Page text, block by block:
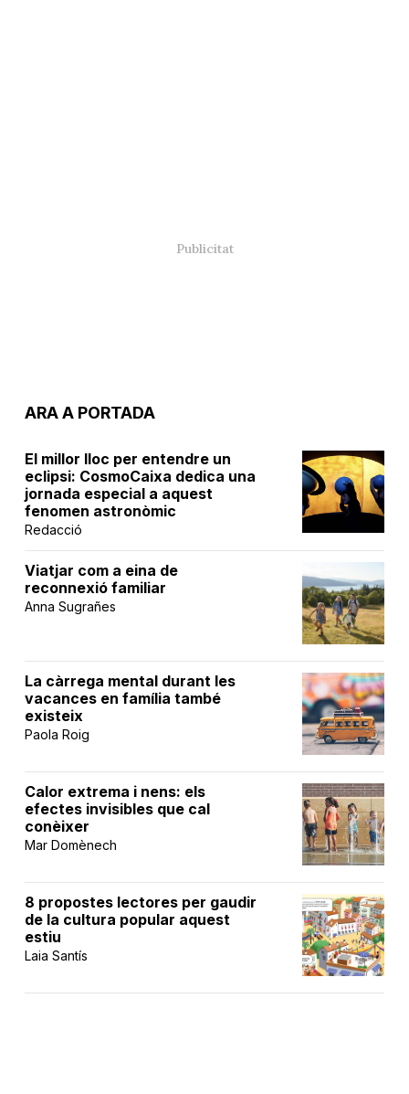
ARA A PORTADA
El millor lloc per entendre un
eclipsi: CosmoCaixa dedica una
jornada especial a aquest
fenomen astronòmic
Redacció
Viatjar com a eina de
reconnexió familiar
Anna Sugrañes
La càrrega mental durant les
vacances en família també
existeix
Paola Roig
Calor extrema i nens: els
efectes invisibles que cal
conèixer
Mar Domènech
8 propostes lectores per gaudir
de la cultura popular aquest
estiu
Laia Santís